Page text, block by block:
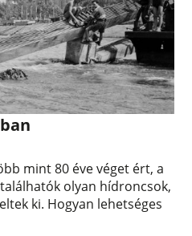
mint 80 éve véget ért, a
olyan hídroncsok,
ki. Hogyan lehetséges